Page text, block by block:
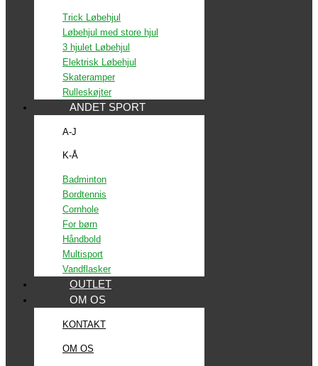
Trick Løbehjul
Løbehjul med store hjul
3 hjulet Løbehjul
Elektrisk Løbehjul
Skateramper
Rulleskøjter
ANDET SPORT
A-J
K-Å
Badminton
Bordtennis
Cornhole
For børn
Håndbold
Multisport
Vandflasker
OUTLET
OM OS
KONTAKT
OM OS